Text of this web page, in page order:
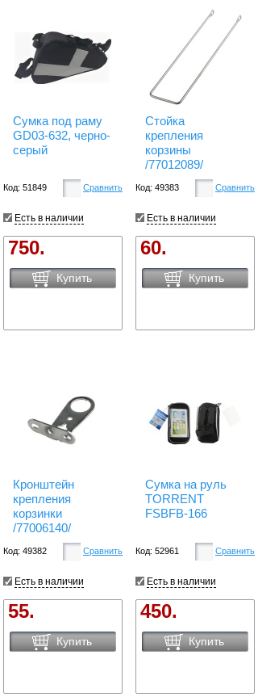
Сумка под раму
GD03-632, черно-
серый
Код: 51849 Сравнить
Есть в наличии
750.
Купить
Стойка
крепления
корзины
/77012089/
Код: 49383 Сравнить
Есть в наличии
60.
Купить
Кронштейн
крепления
корзинки
/77006140/
Код: 49382 Сравнить
Есть в наличии
55.
Купить
Сумка на руль
TORRENT
FSBFB-166
Код: 52961 Сравнить
Есть в наличии
450.
Купить